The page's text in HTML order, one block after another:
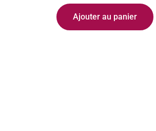
Ajouter au panier